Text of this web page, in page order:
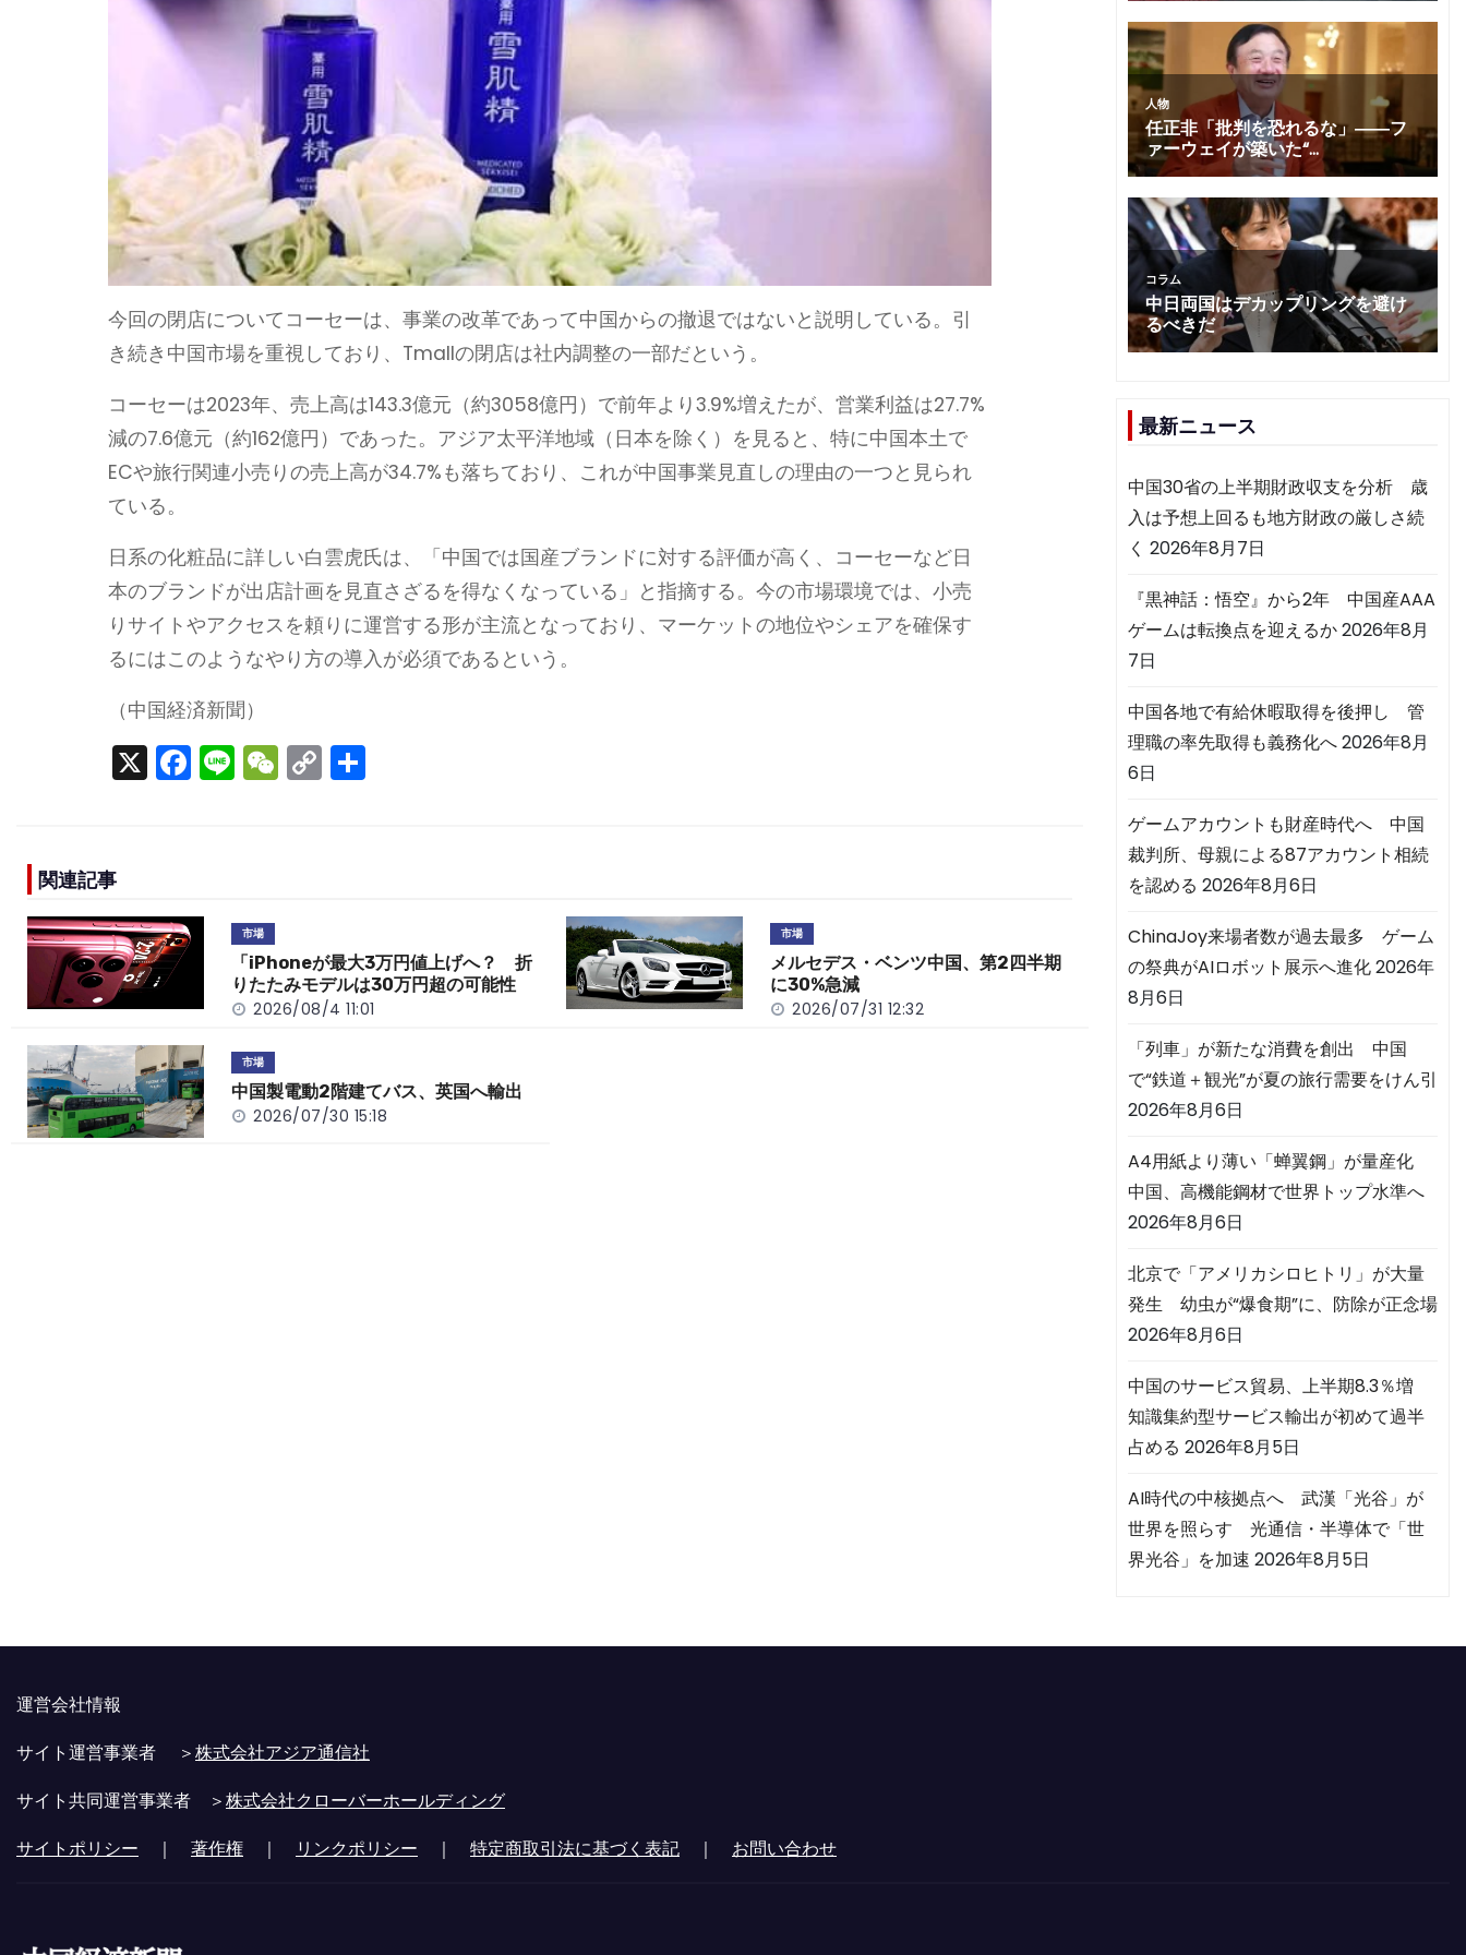
今回の閉店についてコーセーは、事業の改革であって中国からの撤退ではないと説明している。引
き続き中国市場を重視しており、Tmallの閉店は社内調整の一部だという。
コーセーは2023年、売上高は143.3億元（約3058億円）で前年より3.9%増えたが、営業利益は27.7%
減の7.6億元（約162億円）であった。アジア太平洋地域（日本を除く）を見ると、特に中国本土で
ECや旅行関連小売りの売上高が34.7%も落ちており、これが中国事業見直しの理由の一つと見られ
ている。
日系の化粧品に詳しい白雲虎氏は、「中国では国産ブランドに対する評価が高く、コーセーなど日
本のブランドが出店計画を見直さざるを得なくなっている」と指摘する。今の市場環境では、小売
りサイトやアクセスを頼りに運営する形が主流となっており、マーケットの地位やシェアを確保す
るにはこのようなやり方の導入が必須であるという。
（中国経済新聞）
X F
a
k
Li
n
W
e
C
o
k
関連記事
市場
「iPhoneが最大3万円値上げへ？ 折
りたたみモデルは30万円超の可能性
2026/08/4 11:01
市場
メルセデス・ベンツ中国、第2四半期
に30%急減
2026/07/31 12:32
市場
中国製電動2階建てバス、英国へ輸出
2026/07/30 15:18
最新ニュース
中国30省の上半期財政収支を分析 歳
入は予想上回るも地方財政の厳しさ続
く 2026年8月7日
『黒神話：悟空』から2年 中国産AAA
ゲームは転換点を迎えるか2026年8月
7日
中国各地で有給休暇取得を後押し 管
理職の率先取得も義務化へ2026年8月
6日
ゲームアカウントも財産時代へ 中国
裁判所、母親による87アカウント相続
を認める 2026年8月6日
ChinaJoy来場者数が過去最多 ゲーム
の祭典がAIロボット展示へ進化2026年
8月6日
「列車」が新たな消費を創出 中国
で“鉄道＋観光”が夏の旅行需要をけん引
2026年8月6日
A4用紙より薄い「蝉翼鋼」が量産化
中国、高機能鋼材で世界トップ水準へ
2026年8月6日
北京で「アメリカシロヒトリ」が大量
発生 幼虫が“爆食期”に、防除が正念場
2026年8月6日
中国のサービス貿易、上半期8.3％増
知識集約型サービス輸出が初めて過半
占める 2026年8月5日
AI時代の中核拠点へ 武漢「光谷」が
世界を照らす 光通信・半導体で「世
界光谷」を加速 2026年8月5日
運営会社情報
サイト運営事業者 ＞株式会社アジア通信社
サイト共同運営事業者 ＞株式会社クローバーホールディング
サイトポリシー ｜ 著作権 ｜ リンクポリシー ｜ 特定商取引法に基づく表記 ｜ お問い合わせ